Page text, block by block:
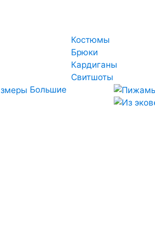
Костюмы
Брюки
Кардиганы
Свитшоты
Большие